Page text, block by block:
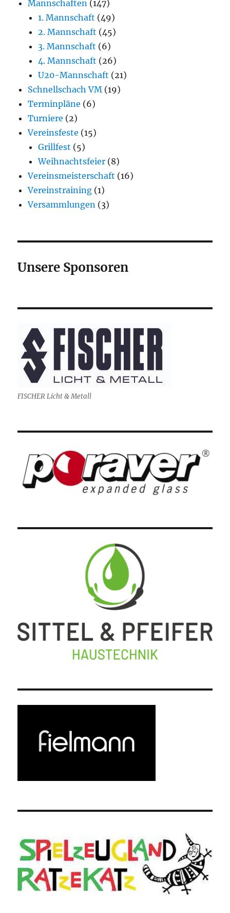
Mannschaften (147)
1. Mannschaft (49)
2. Mannschaft (45)
3. Mannschaft (6)
4. Mannschaft (26)
U20-Mannschaft (21)
Schnellschach VM (19)
Terminpläne (6)
Turniere (2)
Vereinsfeste (15)
Grillfest (5)
Weihnachtsfeier (8)
Vereinsmeisterschaft (16)
Vereinstraining (1)
Versammlungen (3)
Unsere Sponsoren
FISCHER Licht & Metall